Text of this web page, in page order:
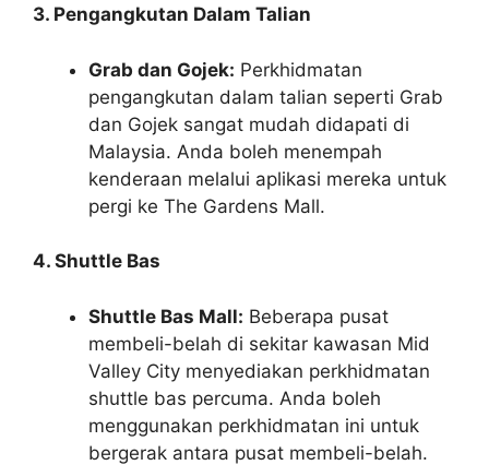
3. Pengangkutan Dalam Talian
Grab dan Gojek: Perkhidmatan
pengangkutan dalam talian seperti Grab
dan Gojek sangat mudah didapati di
Malaysia. Anda boleh menempah
kenderaan melalui aplikasi mereka untuk
pergi ke The Gardens Mall.
4. Shuttle Bas
Shuttle Bas Mall: Beberapa pusat
membeli-belah di sekitar kawasan Mid
Valley City menyediakan perkhidmatan
shuttle bas percuma. Anda boleh
menggunakan perkhidmatan ini untuk
bergerak antara pusat membeli-belah.